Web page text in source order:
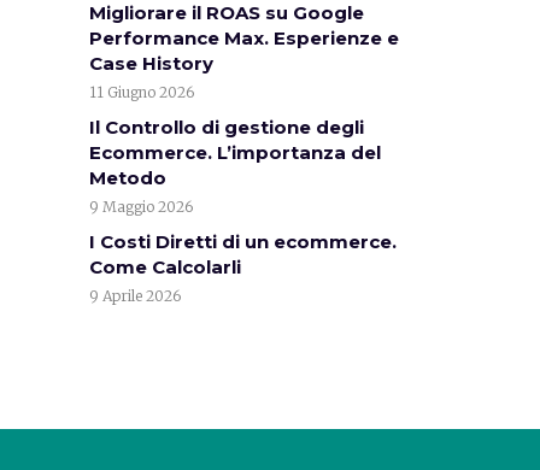
Migliorare il ROAS su Google
Performance Max. Esperienze e
Case History
11 Giugno 2026
Il Controllo di gestione degli
Ecommerce. L’importanza del
Metodo
9 Maggio 2026
I Costi Diretti di un ecommerce.
Come Calcolarli
9 Aprile 2026